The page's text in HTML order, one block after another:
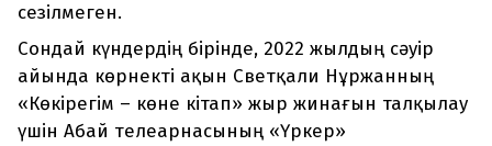
сезілмеген.
Сондай күндердің бірінде, 2022 жылдың сәуір
айында көрнекті ақын Светқали Нұржанның
«Көкірегім – көне кітап» жыр жинағын талқылау
үшін Абай телеарнасының «Үркер»